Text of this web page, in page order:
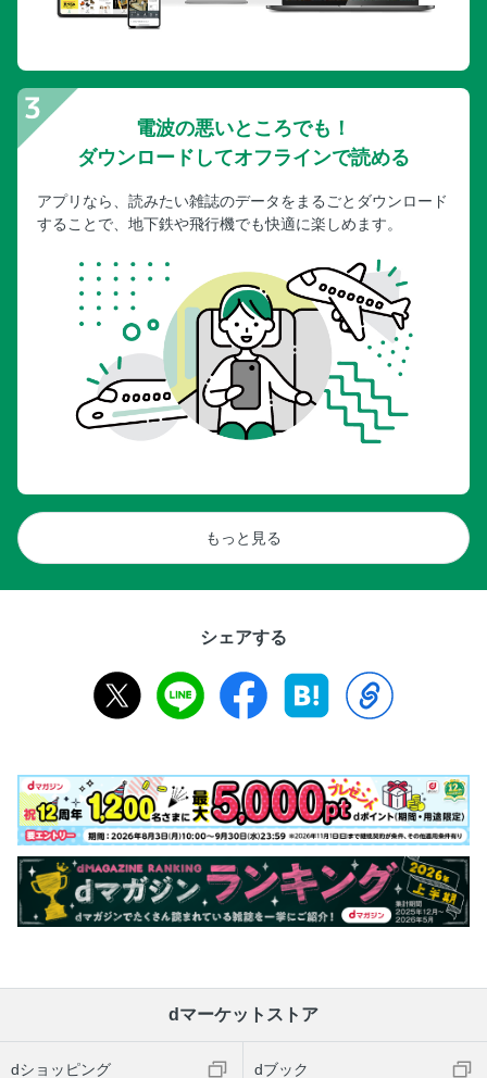
電波の悪いところでも！
ダウンロードしてオフラインで読める
アプリなら、読みたい雑誌のデータをまるごとダウンロード
することで、地下鉄や飛行機でも快適に楽しめます。
もっと見る
シェアする
dマーケットストア
dショッピング dブック